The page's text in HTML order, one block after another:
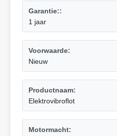
Garantie::
1 jaar
Voorwaarde:
Nieuw
Productnaam:
Elektrovibroflot
Motormacht: